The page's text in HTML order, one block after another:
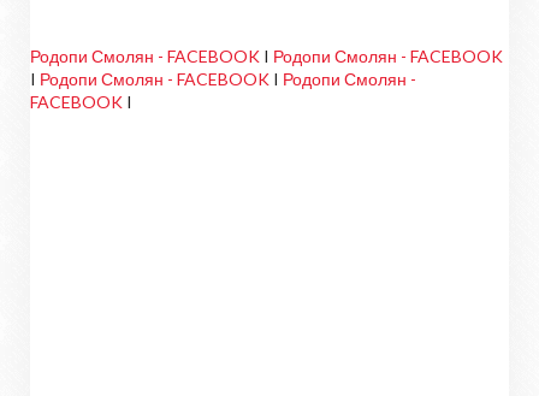
Родопи Смолян - FACEBOOK I Родопи Смолян - FACEBOOK
I Родопи Смолян - FACEBOOK I Родопи Смолян -
FACEBOOK I